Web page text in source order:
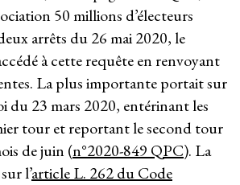
50 millions d’électeurs
arrêts du 26 mai 2020, le
à cette requête en renvoyant
La plus importante portait sur
du 23 mars 2020, entérinant les
tour et reportant le second tour
de juin (n°2020-849 QPC). La
l’article L. 262 du Code